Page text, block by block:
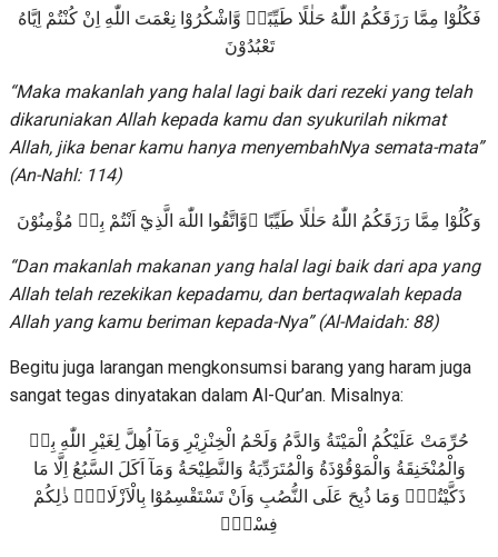
فَكُلُوْا مِمَّا رَزَقَكُمُ اللّٰهُ حَلٰلًا طَيِّبًاۖ وَّاشْكُرُوْا نِعْمَتَ اللّٰهِ اِنْ كُنْتُمْ اِيَّاهُ
تَعْبُدُوْنَ
“Maka makanlah yang halal lagi baik darirezeki yang telah
dikaruniakan Allah kepada kamu dan syukurilah nikmat
Allah, jika benar kamu hanya menyembahNya semata-mata”
(An-Nahl: 114)
وَكُلُوْا مِمَّا رَزَقَكُمُ اللّٰهُ حَلٰلًا طَيِّبًا ۖوَّاتَّقُوا اللّٰهَ الَّذِيْٓ اَنْتُمْ بِهٖ مُؤْمِنُوْنَ
“Dan makanlah makanan yang halal lagi baik dari apa yang
Allah telah rezekikan kepadamu, dan bertaqwalah kepada
Allah yang kamu beriman kepada-Nya” (Al-Maidah: 88)
Begitu juga larangan mengkonsumsi barang yang haram juga
sangat tegas dinyatakan dalam Al-Qur’an. Misalnya:
حُرِّمَتْ عَلَيْكُمُ الْمَيْتَةُ وَالدَّمُ وَلَحْمُ الْخِنْزِيْرِ وَمَآ اُهِلَّ لِغَيْرِ اللّٰهِ بِهٖ
وَالْمُنْخَنِقَةُ وَالْمَوْقُوْذَةُ وَالْمُتَرَدِّيَةُ وَالنَّطِيْحَةُ وَمَآ اَكَلَ السَّبُعُ اِلَّا مَا
ذَكَّيْتُمْۗ وَمَا ذُبِحَ عَلَى النُّصُبِ وَاَنْ تَسْتَقْسِمُوْا بِالْاَزْلَامِۗ ذٰلِكُمْ
فِسْقٌۗ